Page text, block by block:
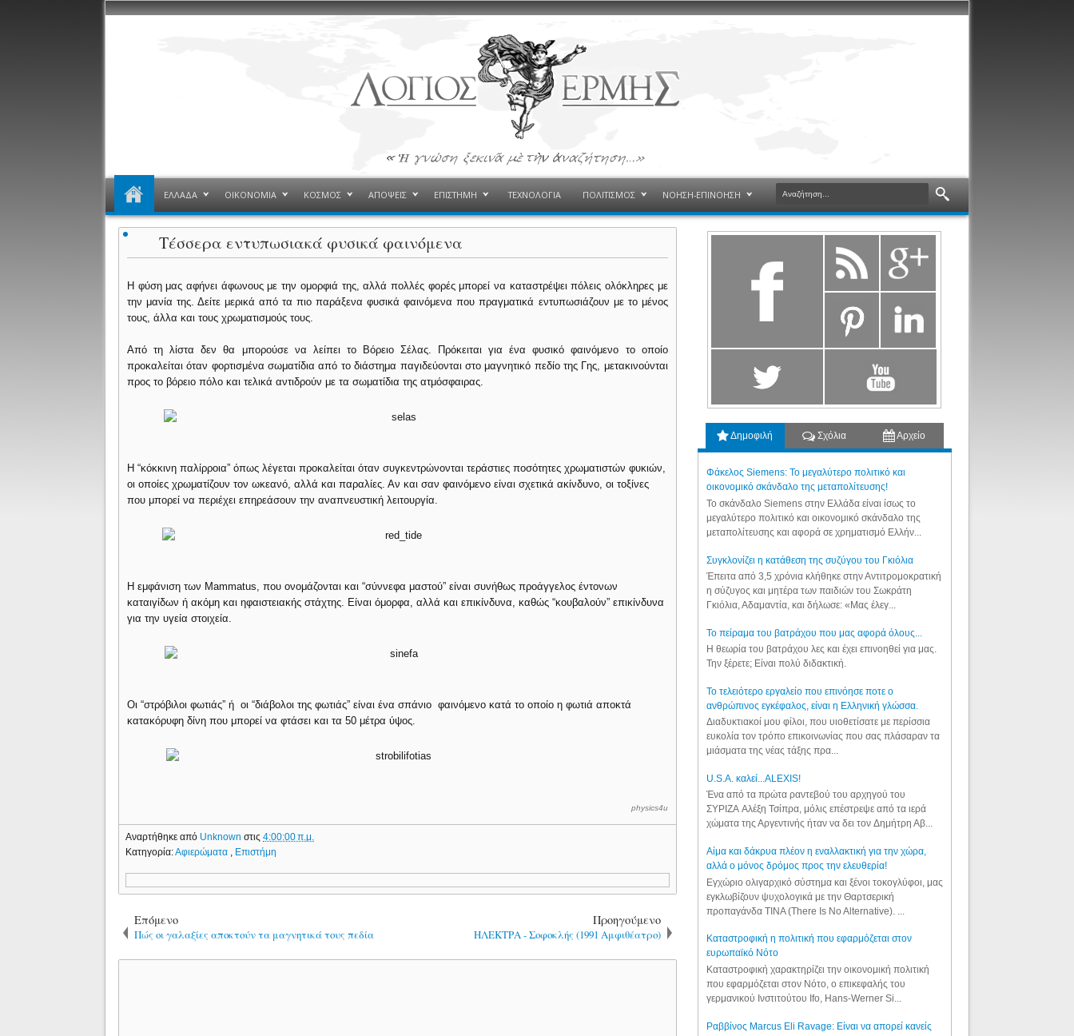
ΕΛΛΑΔΑ ΟΙΚΟΝΟΜΙΑ ΚΟΣΜΟΣ ΑΠΟΨΕΙΣ ΕΠΙΣΤΗΜΗ ΤΕΧΝΟΛΟΓΙΑ ΠΟΛΙΤΙΣΜΟΣ ΝΟΗΣΗ-ΕΠΙΝΟΗΣΗ
Τέσσερα εντυπωσιακά φυσικά φαινόμενα
Η φύση μας αφήνει άφωνους με την ομορφιά της, αλλά πολλές φορές μπορεί να καταστρέψει πόλεις ολόκληρες με
την μανία της. Δείτε μερικά από τα πιο παράξενα φυσικά φαινόμενα που πραγματικά εντυπωσιάζουν με το μένος
τους, άλλα και τους χρωματισμούς τους.
Από τη λίστα δεν θα μπορούσε να λείπει το Βόρειο Σέλας. Πρόκειται για ένα φυσικό φαινόμενο το οποίο
προκαλείται όταν φορτισμένα σωματίδια από το διάστημα παγιδεύονται στο μαγνητικό πεδίο της Γης, μετακινούνται
προς το βόρειο πόλο και τελικά αντιδρούν με τα σωματίδια της ατμόσφαιρας.
Η “κόκκινη παλίρροια” όπως λέγεται προκαλείται όταν συγκεντρώνονται τεράστιες ποσότητες χρωματιστών φυκιών,
οι οποίες χρωματίζουν τον ωκεανό, αλλά και παραλίες. Αν και σαν φαινόμενο είναι σχετικά ακίνδυνο, οι τοξίνες
που μπορεί να περιέχει επηρεάσουν την αναπνευστική λειτουργία.
Η εμφάνιση των Mammatus, που ονομάζονται και “σύννεφα μαστού” είναι συνήθως προάγγελος έντονων
καταιγίδων ή ακόμη και ηφαιστειακής στάχτης. Είναι όμορφα, αλλά και επικίνδυνα, καθώς “κουβαλούν” επικίνδυνα
για την υγεία στοιχεία.
Οι “στρόβιλοι φωτιάς” ή οι “διάβολοι της φωτιάς” είναι ένα σπάνιο φαινόμενο κατά το οποίο η φωτιά αποκτά
κατακόρυφη δίνη που μπορεί να φτάσει και τα 50 μέτρα ύψος.
physics4u
Αναρτήθηκε από Unknownστις4:00:00 π.μ.
Κατηγορία:Αφιερώματα Επιστήμη
Επόμενο
Πώς οι γαλαξίες αποκτούν τα μαγνητικά τους πεδία
Προηγούμενο
ΗΛΕΚΤΡΑ - Σοφοκλής (1991 Αμφιθέατρο)
Δημοφιλή Σχόλια Αρχείο
Φάκελος Siemens: Το μεγαλύτερο πολιτικό και
οικονομικό σκάνδαλο της μεταπολίτευσης!
Το σκάνδαλο Siemens στην Ελλάδα είναι ίσως το
μεγαλύτερο πολιτικό και οικονομικό σκάνδαλο της
μεταπολίτευσης και αφορά σε χρηματισμό Ελλήν...
Συγκλονίζει η κατάθεση της συζύγου του Γκιόλια
Έπειτα από 3,5 χρόνια κλήθηκε στην Αντιτρομοκρατική
η σύζυγος και μητέρα των παιδιών του Σωκράτη
Γκιόλια, Αδαμαντία, και δήλωσε: «Μας έλεγ...
Το πείραμα του βατράχου που μας αφορά όλους...
Η θεωρία του βατράχου λες και έχει επινοηθεί για μας.
Την ξέρετε; Είναι πολύ διδακτική.
Το τελειότερο εργαλείο που επινόησε ποτε ο
ανθρώπινος εγκέφαλος, είναι η Ελληνική γλώσσα.
Διαδυκτιακοί μου φίλοι, που υιοθετίσατε με περίσσια
ευκολία τον τρόπο επικοινωνίας που σας πλάσαραν τα
μιάσματα της νέας τάξης πρα...
U.S.A. καλεί...ALEXIS!
Ένα από τα πρώτα ραντεβού του αρχηγού του
ΣΥΡΙΖΑ Αλέξη Τσίπρα, μόλις επέστρεψε από τα ιερά
χώματα της Αργεντινής ήταν να δει τον Δημήτρη Αβ...
Αίμα και δάκρυα πλέον η εναλλακτική για την χώρα,
αλλά ο μόνος δρόμος προς την ελευθερία!
Εγχώριο ολιγαρχικό σύστημα και ξένοι τοκογλύφοι, μας
εγκλωβίζουν ψυχολογικά με την Θαρτσερική
προπαγάνδα TINA (There Is No Alternative). ...
Καταστροφική η πολιτική που εφαρμόζεται στον
ευρωπαϊκό Νότο
Καταστροφική χαρακτηρίζει την οικονομική πολιτική
που εφαρμόζεται στον Νότο, ο επικεφαλής του
γερμανικού Ινστιτούτου Ifo, Hans-Werner Si...
Ραββίνος Marcus Eli Ravage: Είναι να απορεί κανείς